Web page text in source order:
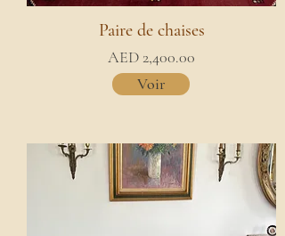
Paire de chaises
AED 2,400.00
Voir